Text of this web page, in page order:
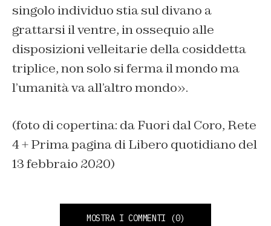
singolo individuo stia sul divano a
grattarsi il ventre, in ossequio alle
disposizioni velleitarie della cosiddetta
triplice, non solo si ferma il mondo ma
l’umanità va all’altro mondo».
(foto di copertina: da Fuori dal Coro, Rete
4 + Prima pagina di Libero quotidiano del
13 febbraio 2020)
MOSTRA I COMMENTI (0)